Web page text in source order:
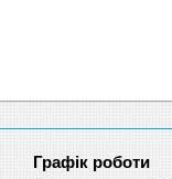
Графік роботи